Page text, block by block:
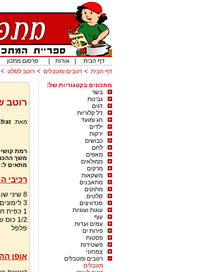
דף הבית
אודות פרסום מתכון
דף הבית
רטבים ומטבלים רוטב לסלט
מתכונים בקטגוריות של:
בשר
גבינות
דגים
דל קלוריות
חג ומועד
ילדים
ירקות
כבושים
לחם
מאפים
ממולאים
מרקים
משקאות
מתאבנים
מתוקים
סלטים
סנדוויצים
עוגות ועוגיות
עוף
עמים ועדות
פירות ים
פסטות
פשטידות
צמחוני
רטבים ומטבלים
מטבלים
רוטב
מאת:
רמת
משך
מתאים ל:
רכיבי
8 שיני שום קלופות
3 לימונים
1 כפית חומץ
1/2 כוס שמן זית
פלפל
אופן